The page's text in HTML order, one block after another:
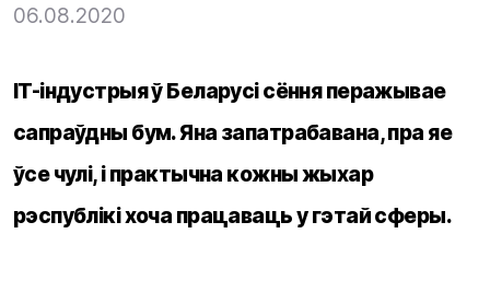
06.08.2020
IT-індустрыя ў Беларусі сёння перажывае
сапраўдны бум. Яна запатрабавана, пра яе
ўсе чулі, і практычна кожны жыхар
рэспублікі хоча працаваць у гэтай сферы.